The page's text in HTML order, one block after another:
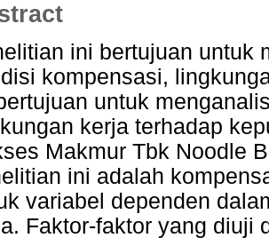
ini bertujuan untuk
kompensasi,
untuk
kerja terhadap
Makmur Tbk Noodle
ini adalah
variabel dependen
Faktor-faktor yang diuji